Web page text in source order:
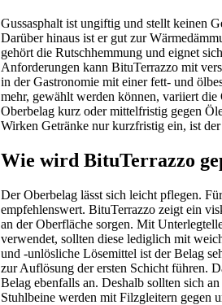
Gussasphalt ist ungiftig und stellt keinen
Darüber hinaus ist er gut zur
gehört die Rutschhemmung und eignet
Anforderungen kann BituTerrazzo mit
in der Gastronomie mit einer fett- und
mehr, gewählt werden können, variiert
Oberbelag kurz oder mittelfristig gegen
Wirken Getränke nur kurzfristig ein, ist
Wie wird BituTerrazzo
Der Oberbelag lässt sich leicht pflegen.
empfehlenswert. BituTerrazzo zeigt ein
an der Oberfläche sorgen. Mit
verwendet, sollten diese lediglich mit
und -unlösliche Lösemittel ist der Belag
zur Auflösung der ersten Schicht führen.
Belag ebenfalls an. Deshalb sollten sich
Stuhlbeine werden mit Filzgleitern gegen